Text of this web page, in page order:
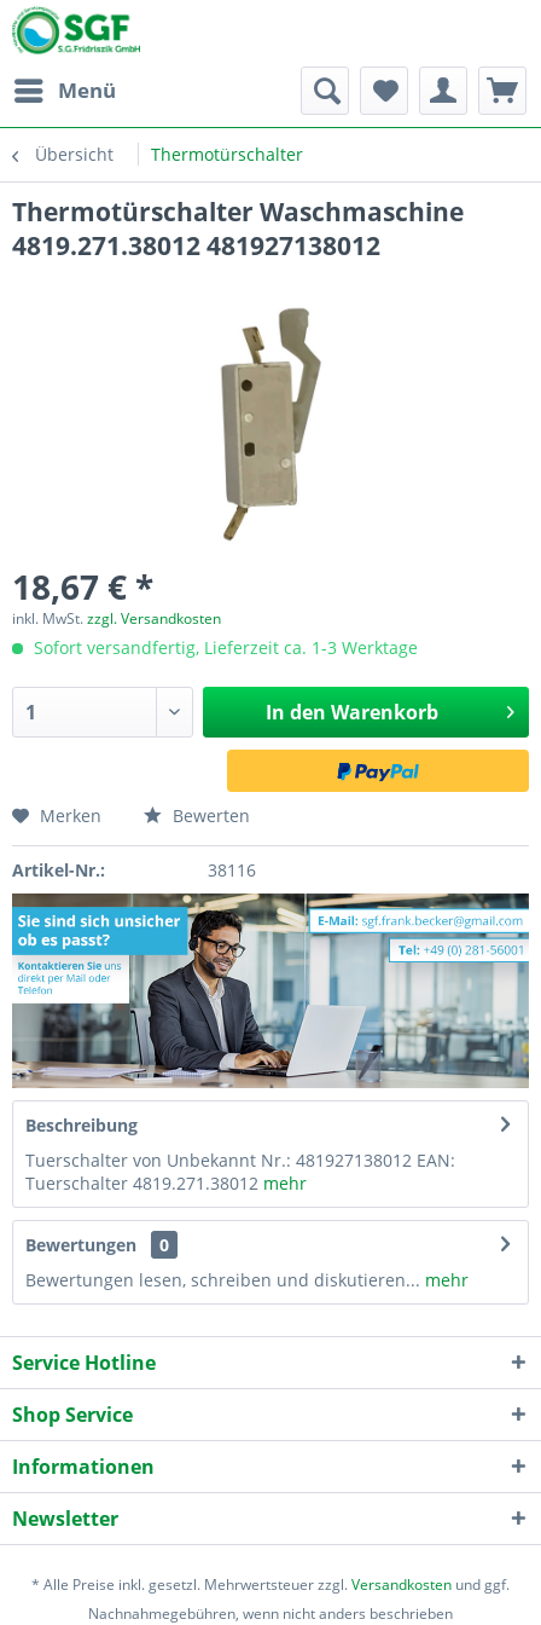
Menü
Übersicht Thermotürschalter
Thermotürschalter Waschmaschine
4819.271.38012 481927138012
18,67 € *
inkl. MwSt.zzgl. Versandkosten
Sofort versandfertig, Lieferzeit ca. 1-3 Werktage
In den Warenkorb
Merken Bewerten
Artikel-Nr.: 38116
Beschreibung
Tuerschalter von Unbekannt Nr.: 481927138012 EAN:
Tuerschalter 4819.271.38012 mehr
Bewertungen
0
Bewertungen lesen, schreiben und diskutieren... mehr
Service Hotline
Shop Service
Informationen
Newsletter
* Alle Preise inkl. gesetzl. Mehrwertsteuer zzgl.Versandkosten und ggf.
Nachnahmegebühren, wenn nicht anders beschrieben